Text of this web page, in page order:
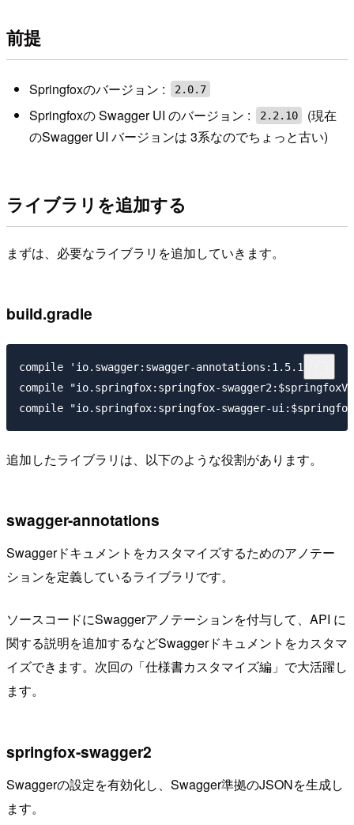
前提
Springfoxのバージョン : 2.0.7
Springfoxの Swagger UI のバージョン : 2.2.10
(現在
のSwagger UI バージョンは 3系なのでちょっと古い)
ライブラリを追加する
まずは、必要なライブラリを追加していきます。
build.gradle
compile 'io.swagger:swagger-annotations:1.5.16'
compile "io.springfox:springfox-
追加したライブラリは、以下のような役割があります。
swagger-annotations
Swaggerドキュメントをカスタマイズするためのアノテー
ションを定義しているライブラリです。
ソースコードにSwaggerアノテーションを付与して、API に
関する説明を追加するなどSwaggerドキュメントをカスタマ
イズできます。次回の「仕様書カスタマイズ編」で大活躍し
ます。
springfox-swagger2
Swaggerの設定を有効化し、Swagger準拠のJSONを生成し
ます。